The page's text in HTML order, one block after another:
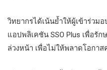
วิทยากรได้เน้นย้ำให้ผู้เข้าร่วม
แอปพลิเคชัน SSO Plus เพื่อรั
ล่วงหน้า เพื่อไม่ให้พลาดโอกา